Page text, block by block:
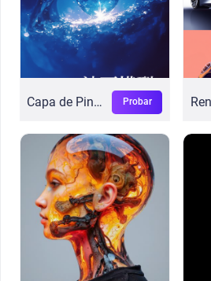
Capa de Pintura Gruesa Probar